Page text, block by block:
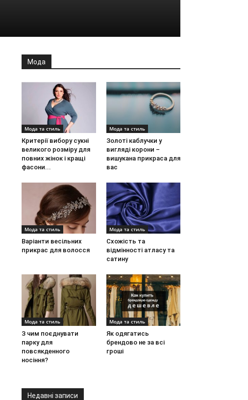
Мода
Мода та стиль
Критерії вибору сукні
великого розміру для
повних жінок і кращі
фасони...
Мода та стиль
Золоті каблучки у
вигляді корони –
вишукана прикраса для
вас
Мода та стиль
Варіанти весільних
прикрас для волосся
Мода та стиль
Схожість та
відмінності атласу та
сатину
Мода та стиль
З чим поєднувати
парку для
повсякденного
носіння?
Мода та стиль
Як одягатись
брендово не за всі
гроші
Недавні записи